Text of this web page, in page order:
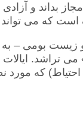
بداند و
است که می
بومی – به
تراشد. ایالات
احتیاط) که